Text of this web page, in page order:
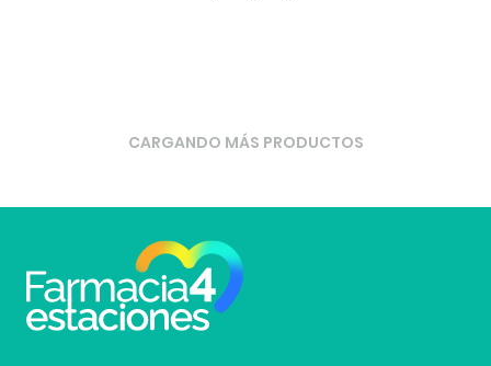
CARGANDO MÁS PRODUCTOS